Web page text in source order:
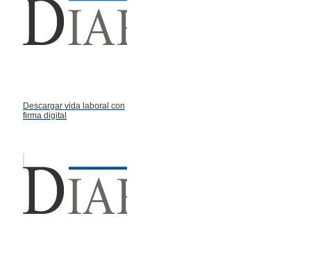
Descargar vida laboral con
firma digital